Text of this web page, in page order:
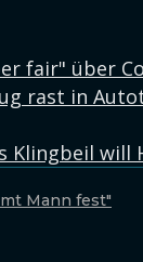
fair" über
rast in
Klingbeil
Mann fest"